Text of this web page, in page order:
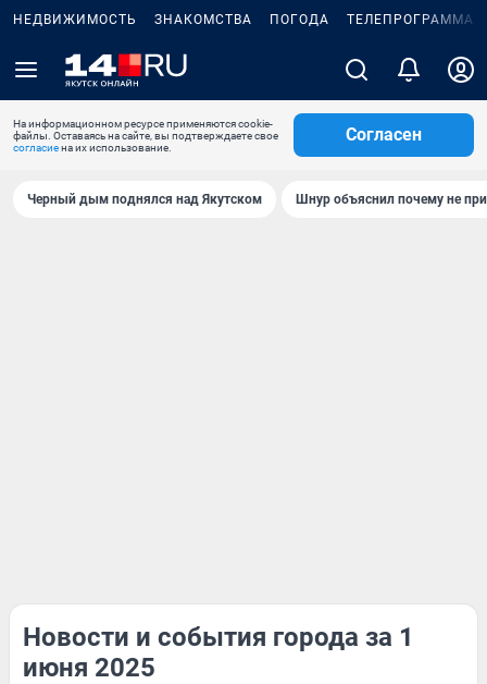
НЕДВИЖИМОСТЬ ЗНАКОМСТВА ПОГОДА ТЕЛЕПРОГРАММА
На информационном ресурсе применяются cookie-
файлы. Оставаясь на сайте, вы подтверждаете свое
согласиена их использование.
Согласен
Черный дым поднялся над Якутском Шнур объяснил почему не
Новости и события города за 1
июня 2025